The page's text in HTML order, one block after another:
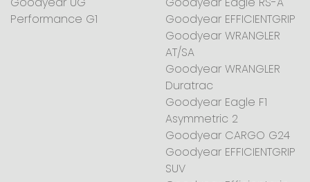
Performance G1
Goodyear EFFICIENTGRIP
Goodyear WRANGLER
AT/SA
Goodyear WRANGLER
Duratrac
Goodyear Eagle F1
Asymmetric 2
Goodyear CARGO G24
Goodyear EFFICIENTGRIP
SUV